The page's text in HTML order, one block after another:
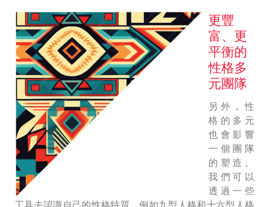
更豐
富、更
平衡的
性格多
元團隊
另外，性
格的多元
也會影響
一個團隊
的塑造。
我們可以
透過一些
工具去認識自己的性格特質，例如九型人格和十六型人格